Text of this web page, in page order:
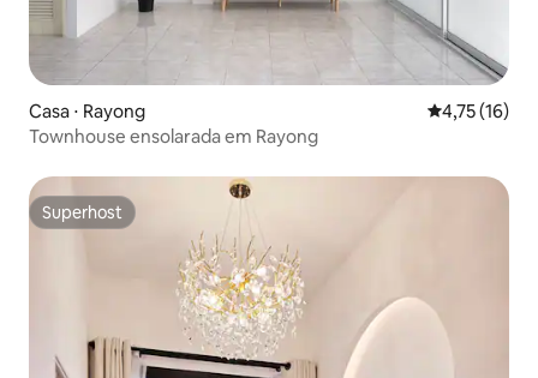
Casa ⋅ Rayong 4,75 de uma
4,75 (16)
Townhouse ensolarada em Rayong
Superhost
Superhost